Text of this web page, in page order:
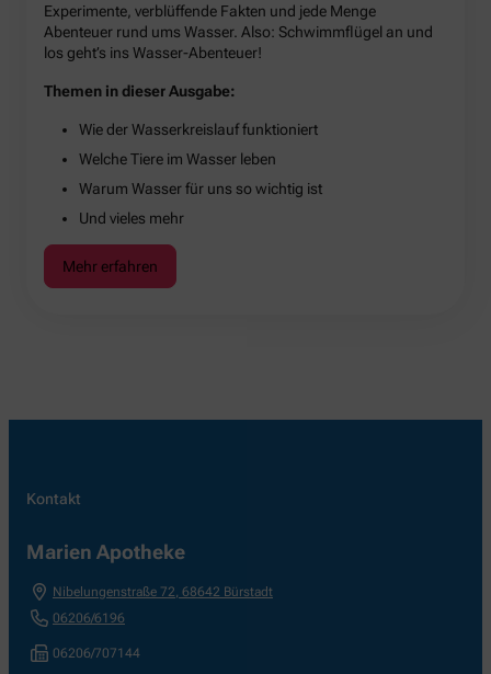
Experimente, verblüffende Fakten und jede Menge
Abenteuer rund ums Wasser. Also: Schwimmflügel an und
los geht’s ins Wasser-Abenteuer!
Themen in dieser Ausgabe:
Wie der Wasserkreislauf funktioniert
Welche Tiere im Wasser leben
Warum Wasser für uns so wichtig ist
Und vieles mehr
Mehr erfahren
Kontakt
Marien Apotheke
Nibelungenstraße 72, 68642 Bürstadt
06206/6196
06206/707144